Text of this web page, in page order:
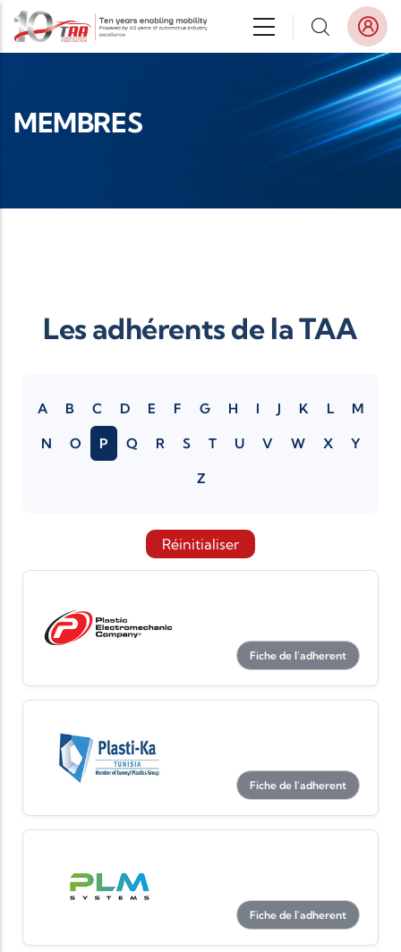
Aller au contenu principal
MEMBRES
Les adhérents de la TAA
A B C D E F G H I J K L M
N O P Q R S T U V W X Y
Z
Réinitialiser
Fiche de l'adherent
Fiche de l'adherent
Fiche de l'adherent